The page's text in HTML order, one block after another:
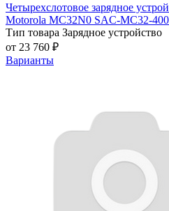
Четырехслотовое зарядное
Motorola MC32N0 SAC-MC32-
Тип товара Зарядное устройство
от 23 760 ₽
Варианты